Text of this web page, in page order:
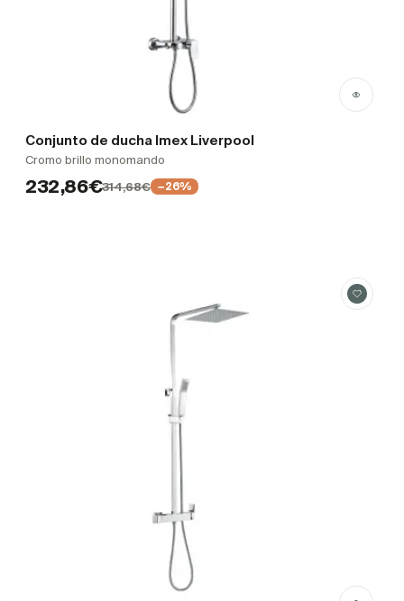
Conjunto de ducha Imex Liverpool
Cromo brillo monomando
232,86€314,68€ −26%